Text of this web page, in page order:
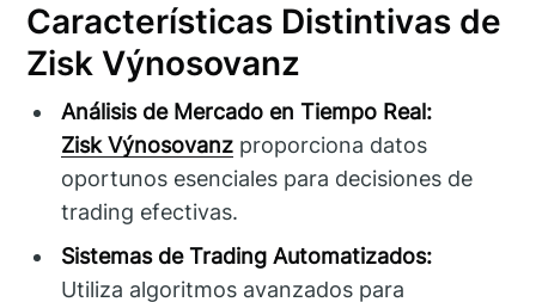
Características Distintivas de
Zisk Výnosovanz
Análisis de Mercado en Tiempo Real:
Zisk Výnosovanz proporciona datos
oportunos esenciales para decisiones de
trading efectivas.
Sistemas de Trading Automatizados:
Utiliza algoritmos avanzados para